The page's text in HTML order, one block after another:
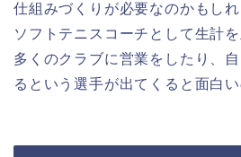
仕組みづくりが必要なのかもしれ
ソフトテニスコーチとして生計
多くのクラブに営業をしたり、
るという選手が出てくると面白